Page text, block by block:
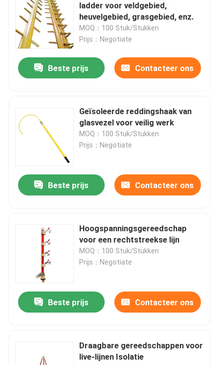
Kwaliteitscontrole
Neem contact met ons op
Nieuws
Vraag een offerte
Spoorinsulator
Catenary GRP-producten
Verwijderingsinstallatie
Isolatiemontage
Isolatie siliconen rubber
ladder voor veldgebied,
heuvelgebied, grasgebied, enz.
MOQ：100 Stuk/Stukken
Prijs：Negotiate
Beste prijs Contacteer ons
Geïsoleerde reddingshaak van
glasvezel voor veilig werk
MOQ：100 Stuk/Stukken
Prijs：Negotiate
Beste prijs Contacteer ons
Hoogspanningsgereedschap
voor een rechtstreekse lijn
MOQ：100 Stuk/Stukken
Prijs：Negotiate
Beste prijs Contacteer ons
Draagbare gereedschappen voor
live-lijnen Isolatie